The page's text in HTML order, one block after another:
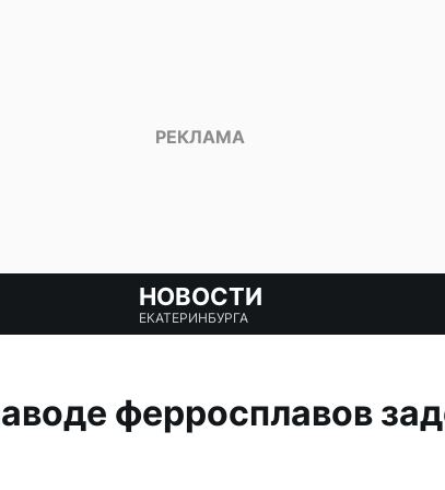
НОВОСТИ
ЕКАТЕРИНБУРГА
ферросплавов